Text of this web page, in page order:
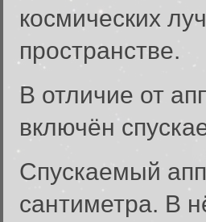
космических
пространстве.
В отличие от
включён
Спускаемый
сантиметра. В